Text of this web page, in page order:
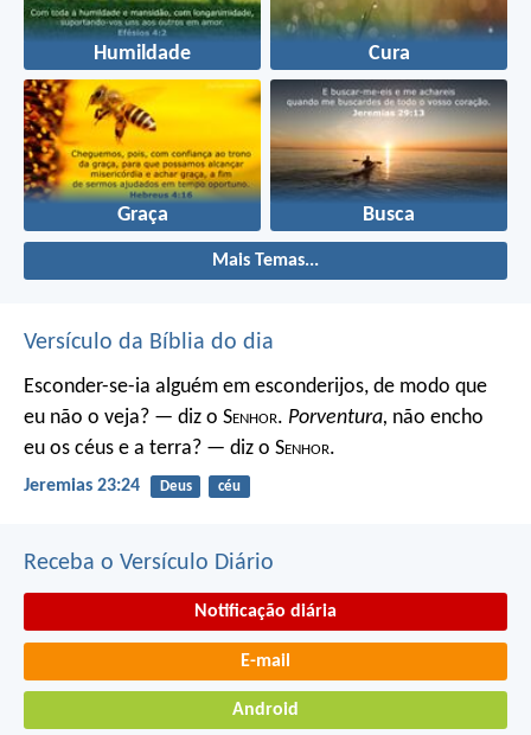
Humildade Cura
Graça Busca
Mais Temas...
Versículo da Bíblia do dia
Esconder-se-ia alguém em esconderijos, de modo que
eu não o veja? — diz o Senhor. Porventura, não encho
eu os céus e a terra? — diz o Senhor.
Jeremias 23:24 Deus céu
Receba o Versículo Diário
Notificação diária
E-mail
Android